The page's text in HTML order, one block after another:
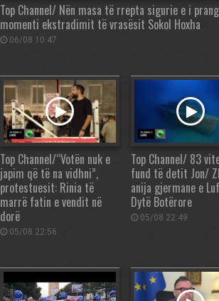
Top Channel/ Nën masa të rrepta sigurie e i
momenti ekstradimit të vrasësit Sokol Hoxha
06/08 10:47
Top Channel/“Votën nuk e
japim që të na vidhni”,
protestuesit: Rinia të
marrë fatin e vendit në
dorë
05/08 22:56
Top Channel/ 83
fund të detit Jon/
anija gjermane e
Dytë Botërore
05/08 22:49